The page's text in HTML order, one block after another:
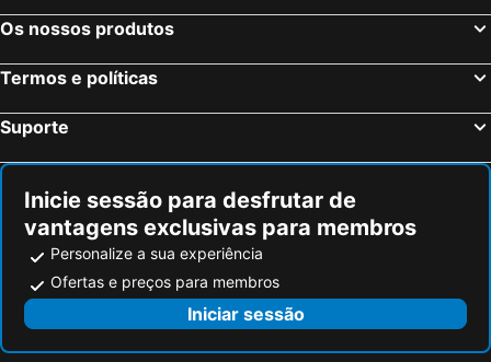
Hotéis em Moledo
Hotéis em São Domingos de Rana
Hotéis em Agualva-Cacém
Hotéis em Pegões
Hotéis em Pontinha
Os nossos produtos
Termos e políticas
Suporte
Inicie sessão para desfrutar de
vantagens exclusivas para membros
Personalize a sua experiência
Ofertas e preços para membros
Iniciar sessão